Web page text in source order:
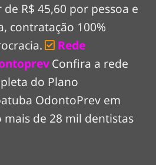
R$ 45,60 por pessoa e
contratação 100%
Rede
Confira a rede
do Plano
OdontoPrev em
de 28 mil dentistas